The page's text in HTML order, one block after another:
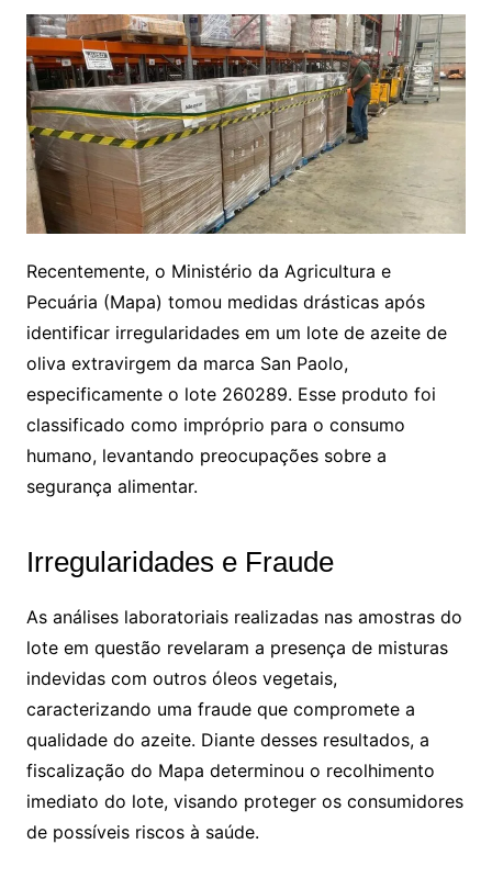
Recentemente, o Ministério da Agricultura e
Pecuária (Mapa) tomou medidas drásticas após
identificar irregularidades em um lote de azeite de
oliva extravirgem da marca San Paolo,
especificamente o lote 260289. Esse produto foi
classificado como impróprio para o consumo
humano, levantando preocupações sobre a
segurança alimentar.
Irregularidades e Fraude
As análises laboratoriais realizadas nas amostras do
lote em questão revelaram a presença de misturas
indevidas com outros óleos vegetais,
caracterizando uma fraude que compromete a
qualidade do azeite. Diante desses resultados, a
fiscalização do Mapa determinou o recolhimento
imediato do lote, visando proteger os consumidores
de possíveis riscos à saúde.